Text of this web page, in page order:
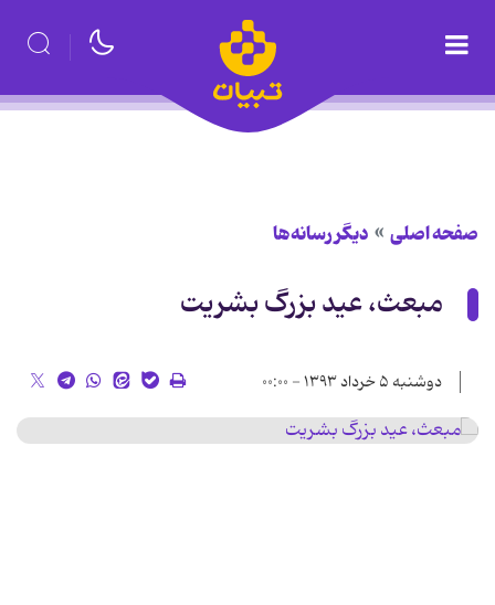
صفحه اصلی دیگر رسانه‌ها
مبعث، عید بزرگ بشریت
دوشنبه ۵ خرداد ۱۳۹۳ - ۰۰:۰۰